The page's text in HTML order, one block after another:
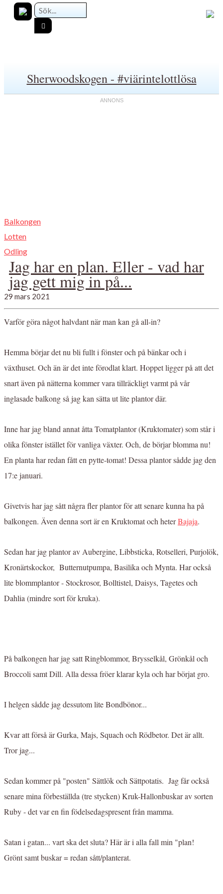
Sherwoodskogen - #viärintelottlösa
Balkongen
Lotten
Odling
Jag har en plan. Eller - vad har
jag gett mig in på...
29 mars 2021
Varför göra något halvdant när man kan gå all-in?
Hemma börjar det nu bli fullt i fönster och på bänkar och i
växthuset. Och än är det inte förodlat klart. Hoppet ligger på att det
snart även på nätterna kommer vara tillräckligt varmt på vår
inglasade balkong så jag kan sätta ut lite plantor där.
Inne har jag bland annat åtta Tomatplantor (Kruktomater) som står i
olika fönster istället för vanliga växter. Och, de börjar blomma nu!
En planta har redan fått en pytte-tomat! Dessa plantor sådde jag den
17:e januari.
Givetvis har jag sått några fler plantor för att senare kunna ha på
balkongen. Även denna sort är en Kruktomat och heterBajaja.
Sedan har jag plantor av Aubergine, Libbsticka, Rotselleri, Purjolök,
Kronärtskockor, Butternutpumpa, Basilika och Mynta. Har också
lite blommplantor - Stockrosor, Bolltistel, Daisys, Tagetes och
Dahlia (mindre sort för kruka).
På balkongen har jag satt Ringblommor, Brysselkål, Grönkål och
Broccoli samt Dill. Alla dessa fröer klarar kyla och har börjat gro.
I helgen sådde jag dessutom lite Bondbönor...
Kvar att förså är Gurka, Majs, Squach och Rödbetor. Det är allt.
Tror jag...
Sedan kommer på "posten" Sättlök och Sättpotatis. Jag får också
senare mina förbeställda (tre stycken) Kruk-Hallonbuskar av sorten
Ruby - det var en fin födelsedagspresent från mamma.
Satan i gatan... vart ska det sluta? Här är i alla fall min "plan!
Grönt samt buskar = redan sått/planterat.